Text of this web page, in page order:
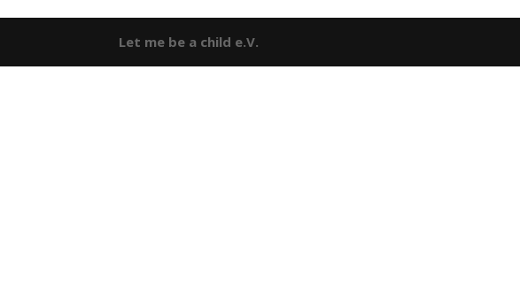
Let me be a child e.V.